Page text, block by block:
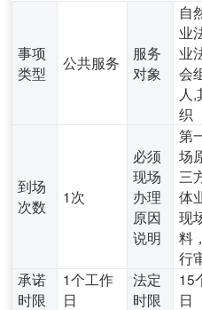
事项
类型
公共服务
服务
对象
自
业
业
会
人
织
到场
次数
1次
必须
现场
办理
原因
说明
第
场
三
体
现
料
行
承诺
时限
1个工作
日
法定
时限
15
日